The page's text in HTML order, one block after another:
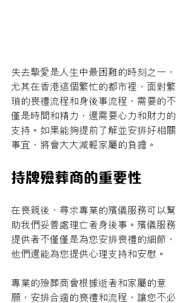
失去摯愛是人生中最困難的時刻之一，
尤其在香港這個繁忙的都市裡，面對繁
瑣的喪禮流程和身後事流程，需要的不
僅是時間和精力，還需要心力和財力的
支持。如果能夠提前了解並安排好相關
事宜，將會大大減輕家屬的負擔。
持牌殮葬商的重要性
在喪親後，尋求專業的殯儀服務可以幫
助我們妥善處理亡者身後事。殯儀服務
提供者不僅僅是為您安排喪禮的細節，
他們還能為您提供心理支持和安慰。
專業的殮葬商會根據逝者和家屬的意
願，安排合適的喪禮和流程，讓您不必